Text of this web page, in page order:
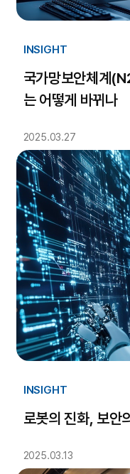
INSIGHT
국가망보안체계
는 어떻게 바뀌나
2025.03.27
INSIGHT
로봇의 진화, 보안
2025.03.13